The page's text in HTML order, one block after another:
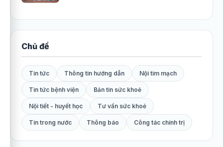
Chủ đề
Tin tức Thông tin hướng dẫn Nội tim mạch
Tin tức bệnh viện Bản tin sức khoẻ
Nội tiết - huyết học Tư vấn sức khoẻ
Tin trong nước Thông báo Công tác chính trị